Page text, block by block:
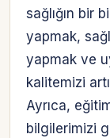
sağlığın bir
yapmak,
yapmak ve
kalitemizi
Ayrıca,
bilgilerimizi